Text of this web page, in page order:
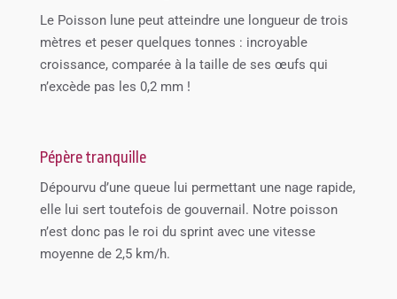
Le Poisson lune peut atteindre une longueur de trois
mètres et peser quelques tonnes : incroyable
croissance, comparée à la taille de ses œufs qui
n’excède pas les 0,2 mm !
Pépère tranquille
Dépourvu d’une queue lui permettant une nage rapide,
elle lui sert toutefois de gouvernail. Notre poisson
n’est donc pas le roi du sprint avec une vitesse
moyenne de 2,5 km/h.